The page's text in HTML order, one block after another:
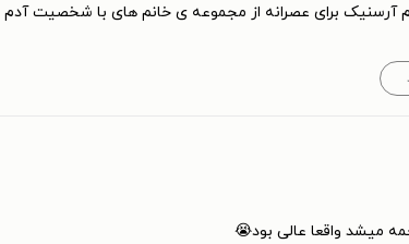
آرسنیک برای عصرانه از مجموعه ی خانم های با شخصیت
میشد واقعا عالی بود😭